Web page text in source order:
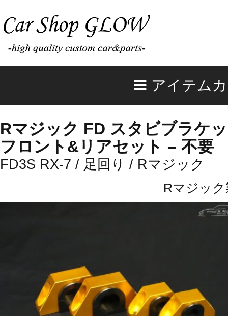
アイテム
Rマジック FD スタビブラケ
フロント&リアセット – 不要
FD3S RX-7 / 足回り / Rマジック
Rマジッ